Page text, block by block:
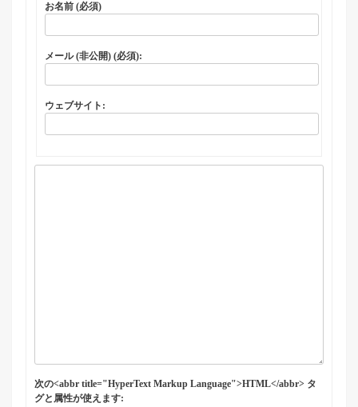
お名前 (必須)
メール (非公開) (必須):
ウェブサイト:
次の<abbr title="HyperText Markup Language">HTML</abbr> タ
グと属性が使えます: